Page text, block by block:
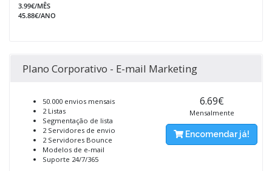
3.99€/MÊS
45.88€/ANO
Plano Corporativo - E-mail Marketing
50.000 envios mensais
2 Listas
Segmentação de lista
2 Servidores de envio
2 Servidores Bounce
Modelos de e-mail
Suporte 24/7/365
6.69€
Mensalmente
Encomendar já!